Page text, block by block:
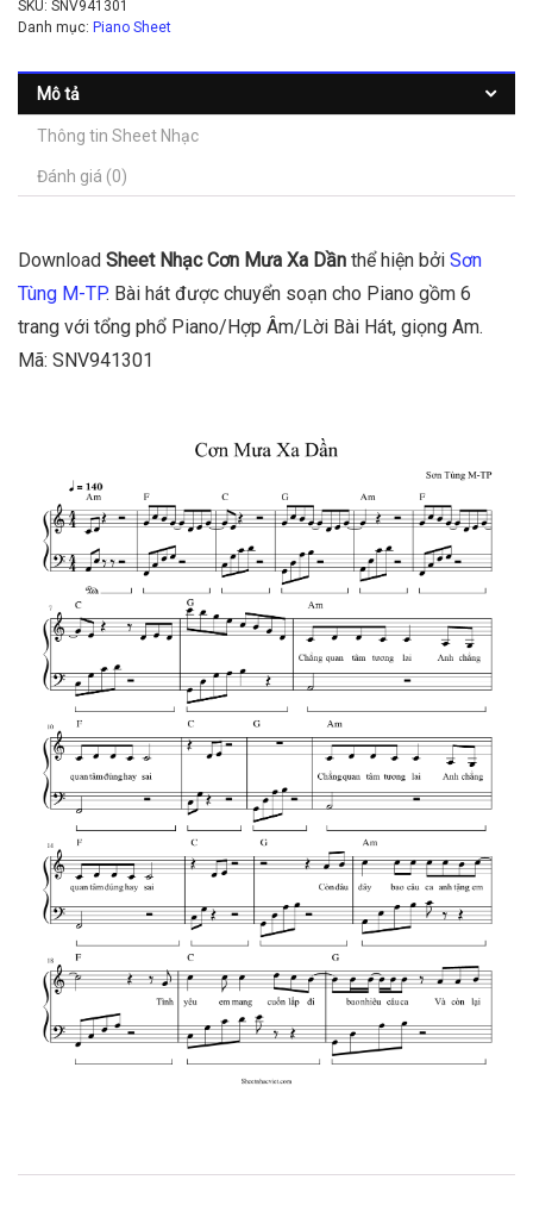
SKU: SNV941301
Danh mục: Piano Sheet
Mô tả
Thông tin Sheet Nhạc
Đánh giá (0)
Download Sheet Nhạc Cơn Mưa Xa Dần thể hiện bởi Sơn
Tùng M-TP. Bài hát được chuyển soạn cho Piano gồm 6
trang với tổng phổ Piano/Hợp Âm/Lời Bài Hát, giọng Am.
Mã: SNV941301